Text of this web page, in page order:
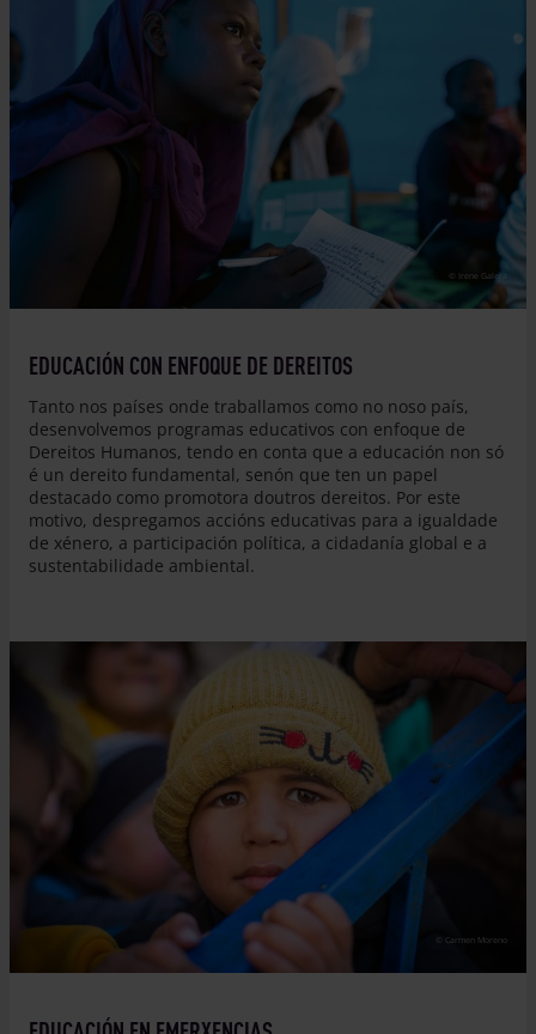
© Irene Galera
EDUCACIÓN CON ENFOQUE DE DEREITOS
Tanto nos países onde traballamos como no noso país,
desenvolvemos programas educativos con enfoque de
Dereitos Humanos, tendo en conta que a educación non só
é un dereito fundamental, senón que ten un papel
destacado como promotora doutros dereitos. Por este
motivo, despregamos accións educativas para a igualdade
de xénero, a participación política, a cidadanía global e a
sustentabilidade ambiental.
© Carmen Moreno